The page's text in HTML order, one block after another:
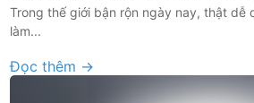
Trong thế giới bận rộn ngày nay, thật dễ
làm...
Đọc thêm →